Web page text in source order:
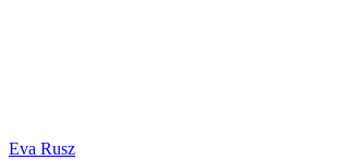
Eva Rusz